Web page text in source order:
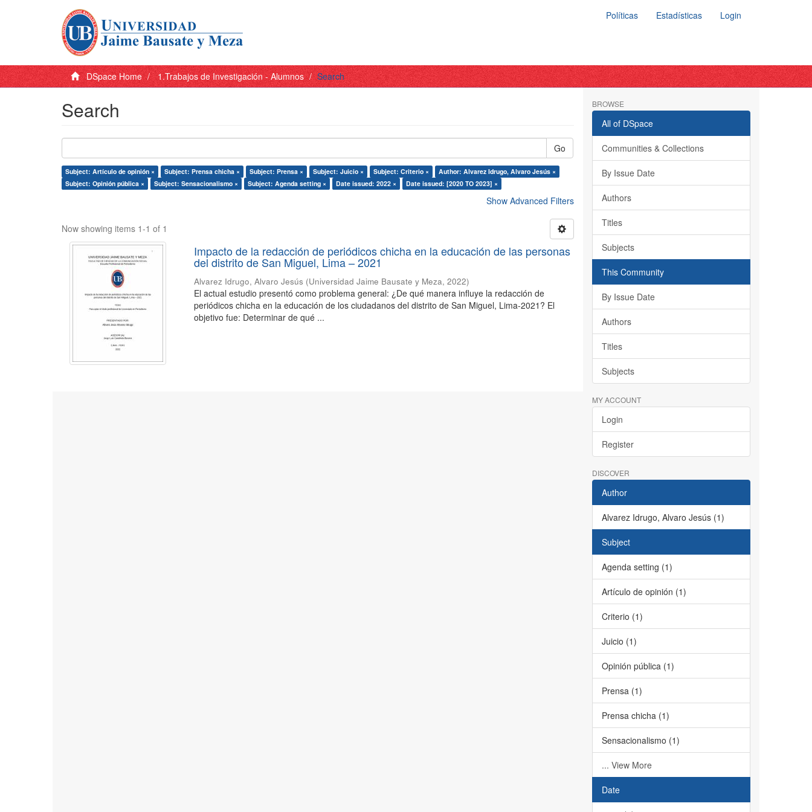
Políticas Estadísticas Login
DSpace Home 1.Trabajos de Investigación - Alumnos Search
Search
Go
Subject: Artículo de opinión × Subject: Prensa chicha × Subject: Prensa × Subject: Juicio × Subject: Criterio ×
Author: Alvarez Idrugo, Alvaro Jesús ×
Subject: Opinión pública ×
Subject: Sensacionalismo × Subject: Agenda setting × Date issued: 2022 × Date issued: [2020 TO 2023] ×
Show Advanced Filters
Now showing items 1-1 of 1
Impacto de la redacción de periódicos chicha en la educación de las personas
del distrito de San Miguel, Lima – 2021
Alvarez Idrugo, Alvaro Jesús (Universidad Jaime Bausate y Meza,2022)
El actual estudio presentó como problema general: ¿De qué manera influye la redacción de
periódicos chicha en la educación de los ciudadanos del distrito de San Miguel, Lima-2021? El
objetivo fue: Determinar de qué ...
BROWSE
All of DSpace
Communities & Collections
By Issue Date
Authors
Titles
Subjects
This Community
By Issue Date
Authors
Titles
Subjects
MY ACCOUNT
Login
Register
DISCOVER
Author
Alvarez Idrugo, Alvaro Jesús (1)
Subject
Agenda setting (1)
Artículo de opinión (1)
Criterio (1)
Juicio (1)
Opinión pública (1)
Prensa (1)
Prensa chicha (1)
Sensacionalismo (1)
... View More
Date